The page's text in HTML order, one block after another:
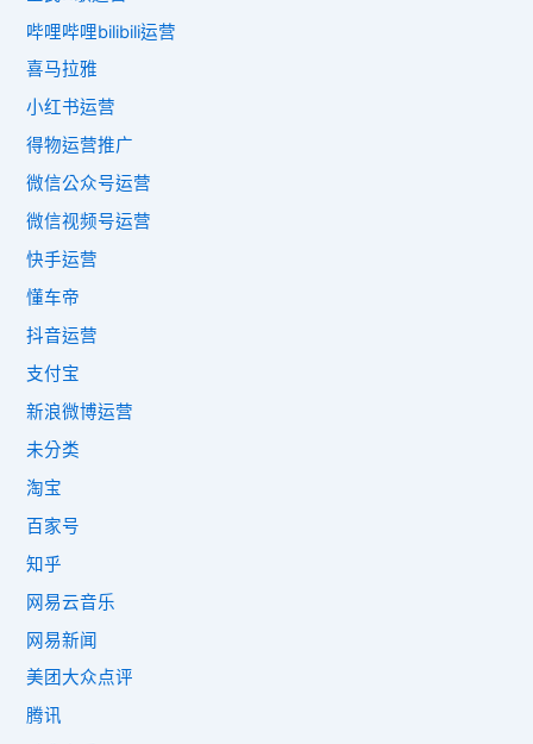
哔哩哔哩bilibili运营
喜马拉雅
小红书运营
得物运营推广
微信公众号运营
微信视频号运营
快手运营
懂车帝
抖音运营
支付宝
新浪微博运营
未分类
淘宝
百家号
知乎
网易云音乐
网易新闻
美团大众点评
腾讯